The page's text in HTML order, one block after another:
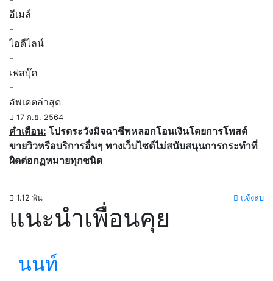
อีเมล์
-
ไอดีไลน์
-
เฟสบุ๊ค
-
อัพเดตล่าสุด
17 ก.ย. 2564
คำเตือน: โปรดระวังมิจฉาชีพหลอกโอนเงินโดยการโพสต์
ขายวิวหรือบริการอื่นๆ ทางเว็บไซต์ไม่สนับสนุนการกระทำที่
ผิดต่อกฏหมายทุกชนิด
1.12 พัน แจ้งลบ
แนะนำเพื่อนคุย
นนท์